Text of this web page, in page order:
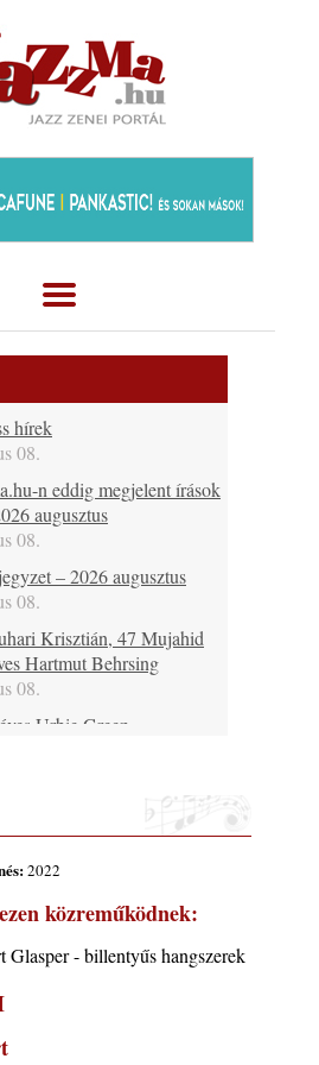
hírek
08.
n eddig megjelent írások
augusztus
08.
– 2026 augusztus
08.
Krisztián, 47 Mujahid
Hartmut Behrsing
08.
Urbie Green
08.
közepén érkezik a
08.
amelyekről én is
(Hajdúszoboszló – 2026.
23.)
08.
2022
közreműködnek:
Glasper - billentyűs hangszerek